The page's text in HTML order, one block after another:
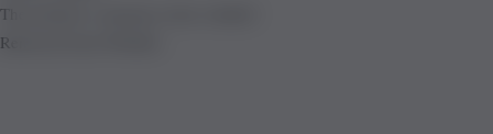
The product is already in the wishlist!
Removed from Wishlist